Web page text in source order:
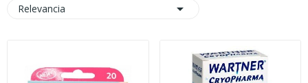
Relevancia 